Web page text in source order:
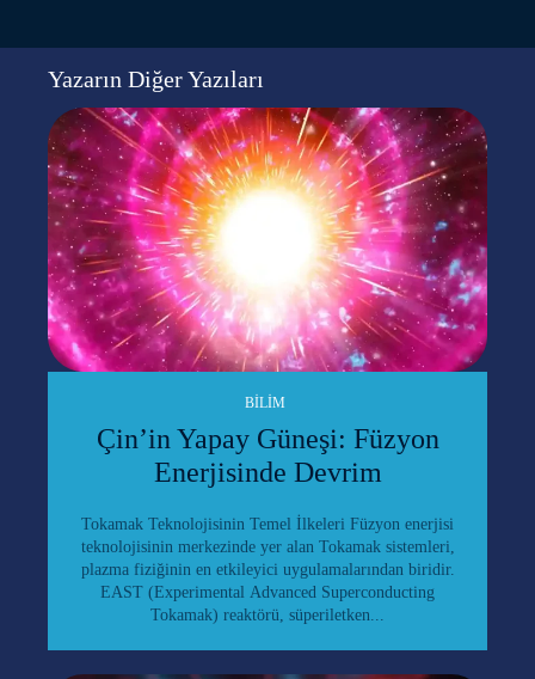
Yazarın Diğer Yazıları
BILIM
Çin’in Yapay Güneşi: Füzyon
Enerjisinde Devrim
Tokamak Teknolojisinin Temel İlkeleri Füzyon enerjisi
teknolojisinin merkezinde yer alan Tokamak sistemleri,
plazma fiziğinin en etkileyici uygulamalarından biridir.
EAST (Experimental Advanced Superconducting
Tokamak) reaktörü, süperiletken...